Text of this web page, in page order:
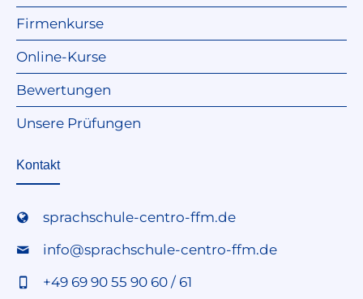
Firmenkurse
Online-Kurse
Bewertungen
Unsere Prüfungen
Kontakt
sprachschule-centro-ffm.de
info@sprachschule-centro-ffm.de
+49 69 90 55 90 60 / 61